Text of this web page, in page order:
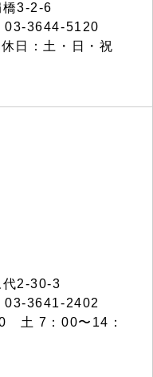
3-2-6
03-3644-5120
日：土・日・祝
2-30-3
03-3641-2402
土 7：00〜14：